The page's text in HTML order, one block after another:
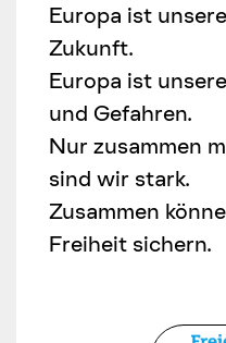
Europa ist
Zukunft.
Europa ist
und Gefahren.
Nur zusammen
sind wir stark.
Zusammen
Freiheit sichern.